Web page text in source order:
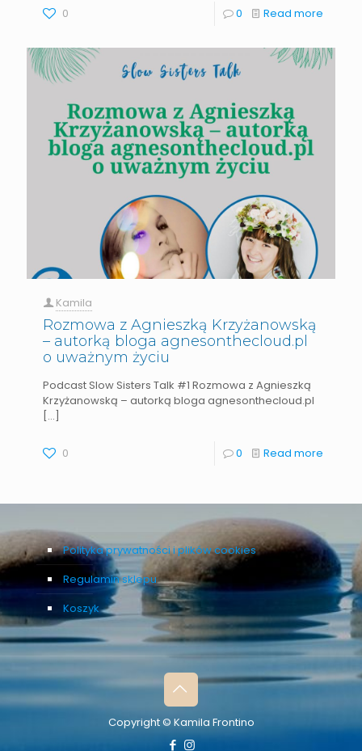
0 0 Read more
Kamila
Rozmowa z Agnieszką Krzyżanowską
– autorką bloga agnesonthecloud.pl
o uważnym życiu
Podcast Slow Sisters Talk #1 Rozmowa z Agnieszką
Krzyżanowską – autorką bloga agnesonthecloud.pl
[…]
0 0 Read more
Polityka prywatności i plików cookies
Regulamin sklepu
Koszyk
Copyright © Kamila Frontino